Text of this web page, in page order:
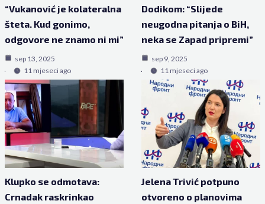
“Vukanović je kolateralna
šteta. Kud gonimo,
odgovore ne znamo ni mi”
sep 13, 2025
11 mjeseci ago
Dodikom: “Slijede
neugodna pitanja o BiH,
neka se Zapad pripremi”
sep 9, 2025
11 mjeseci ago
Klupko se odmotava:
Crnadak raskrinkao
Jelena Trivić potpuno
otvoreno o planovima